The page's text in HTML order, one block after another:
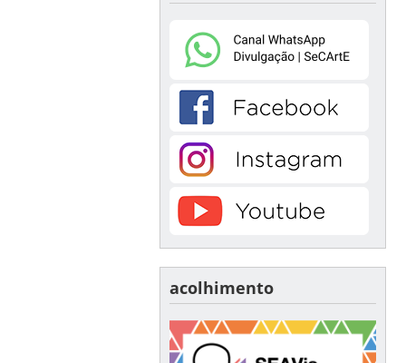
acolhimento